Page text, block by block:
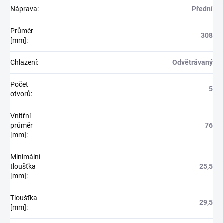
Náprava: Přední
Průměr
[mm]:
308
Chlazení: Odvětrávaný
Počet
otvorů:
5
Vnitřní
průměr
[mm]:
76
Minimální
tloušťka
[mm]:
25,5
Tloušťka
[mm]:
29,5